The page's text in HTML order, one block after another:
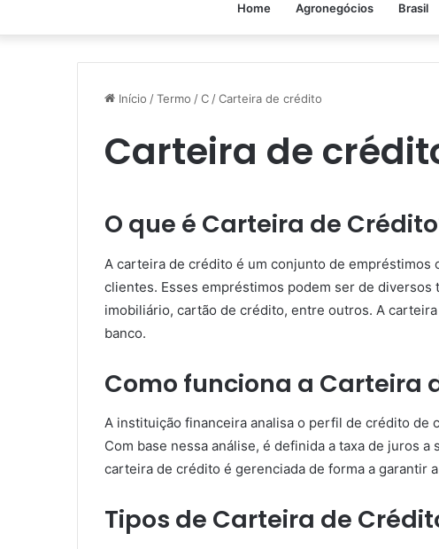
Home Agronegócios Brasil
Início /Termo /C /Carteira de crédito
Carteira de
O que é Carteira de
A carteira de crédito é um conjunto de
clientes. Esses empréstimos podem ser de
imobiliário, cartão de crédito, entre outros. A
banco.
Como funciona a Carteira
A instituição financeira analisa o perfil de crédito de
Com base nessa análise, é definida a taxa de juros
carteira de crédito é gerenciada de forma a garantir
Tipos de Carteira de